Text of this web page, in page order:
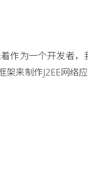
作为一个开发者
来制作J2EE网络应